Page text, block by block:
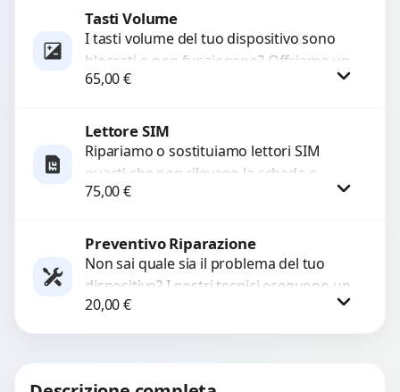
Tasti Volume
I tasti volume del tuo dispositivo sono
bloccati o non funzionano? Offriamo un
servizio di riparazione o sostituzione
65,00€
Lettore SIM
Ripariamo o sostituiamo lettori SIM
guasti che non rilevano la scheda o
interrompono il segnale. Utilizziamo
75,00€
Procedi
Preventivo Riparazione
Non sai quale sia il problema del tuo
dispositivo? I nostri tecnici eseguono un
check-up completo con strumenti
avanzati per...
20,00€